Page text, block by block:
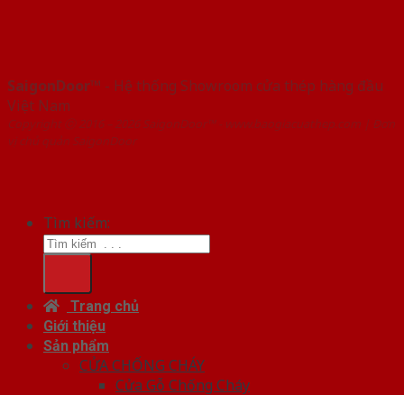
SaigonDoor™ - Hệ thống Showroom cửa thép hàng đầu
Việt Nam
Copyright ⓒ 2016 – 2026 SaigonDoor™ - www.baogiacuathep.com | Đơn
vị chủ quản SaigonDoor
Tìm kiếm:
Trang chủ
Giới thiệu
Sản phẩm
CỬA CHỐNG CHÁY
Cửa Gỗ Chống Cháy